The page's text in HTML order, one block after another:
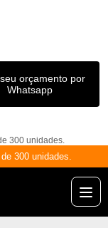
orçamento por
Whatsapp
300 unidades.
300 unidades.